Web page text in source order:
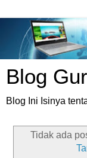
Blog
Blog Ini Isinya
Tidak ada